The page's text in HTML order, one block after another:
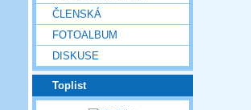
ČLENSKÁ
FOTOALBUM
DISKUSE
Toplist